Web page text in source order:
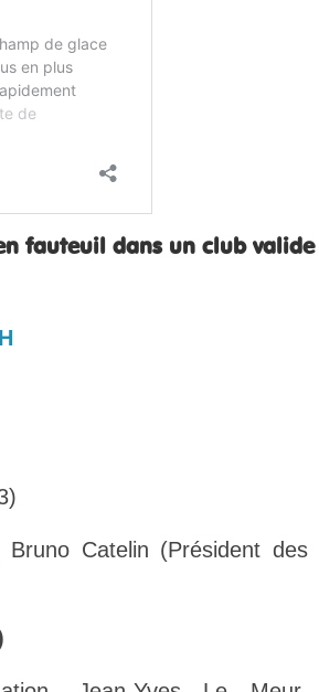
fauteuil dans un club valide
Bruno Catelin (Président